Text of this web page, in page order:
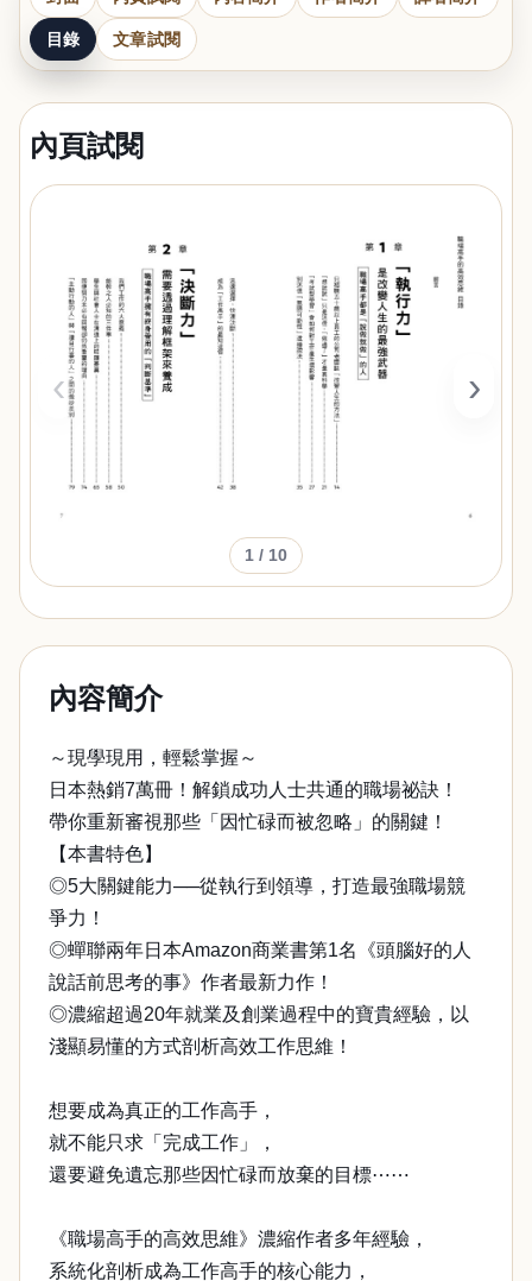
目錄 文章試閱
內頁試閱
‹ ›
1 / 10
內容簡介
～現學現用，輕鬆掌握～
日本熱銷7萬冊！解鎖成功人士共通的職場祕訣！
帶你重新審視那些「因忙碌而被忽略」的關鍵！
【本書特色】
◎5大關鍵能力──從執行到領導，打造最強職場競
爭力！
◎蟬聯兩年日本Amazon商業書第1名《頭腦好的人
說話前思考的事》作者最新力作！
◎濃縮超過20年就業及創業過程中的寶貴經驗，以
淺顯易懂的方式剖析高效工作思維！
想要成為真正的工作高手，
就不能只求「完成工作」，
還要避免遺忘那些因忙碌而放棄的目標⋯⋯
《職場高手的高效思維》濃縮作者多年經驗，
系統化剖析成為工作高手的核心能力，